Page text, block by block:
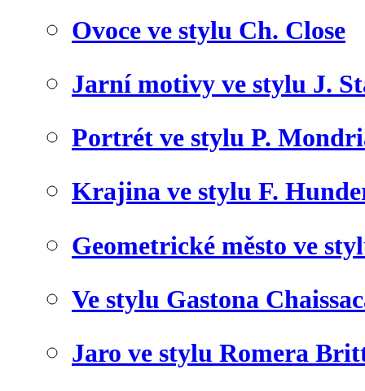
Ovoce ve stylu Ch. Close
Jarní motivy ve stylu J.
Portrét ve stylu P.
Krajina ve stylu F.
Geometrické město ve
Ve stylu Gastona
Jaro ve stylu Romera